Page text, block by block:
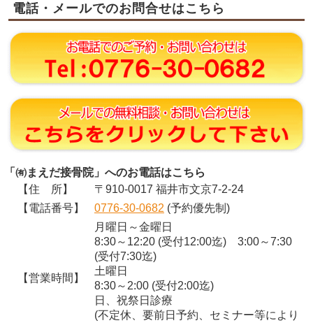
電話・メールでのお問合せはこちら
「㈲まえだ接骨院」へのお電話はこちら
【住 所】
〒910-0017 福井市文京7-2-24
【電話番号】
0776-30-0682 (予約優先制)
【営業時間】
月曜日～金曜日
8:30～12:20 (受付12:00迄) 3:00～7:30
(受付7:30迄)
土曜日
8:30～2:00 (受付2:00迄)
日、祝祭日診療
(不定休、要前日予約、セミナー等により